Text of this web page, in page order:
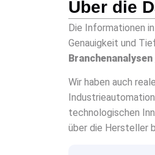
Über die
Die Informationen
Genauigkeit und
Branchenanalysen
Wir haben auch
technologischen
über die Hersteller